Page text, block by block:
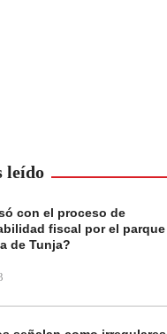
leído
con el proceso de
fiscal por el parque
de Tunja?